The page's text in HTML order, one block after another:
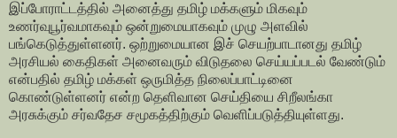
இப்போராட்டத்தில் அனைத்து தமிழ் மக்களும் மிகவும்
உணர்வுபூர்வமாகவும் ஒன்றுமையாகவும் முழு அளவில்
பங்கெடுத்துள்ளனர். ஒற்றுமையான இச் செயற்பாடானது தமிழ்
அரசியல் கைதிகள் அனைவரும் விடுதலை செய்யப்படல் வேண்டும்
என்பதில் தமிழ் மக்கள் ஒருமித்த நிலைப்பாட்டினை
கொண்டுள்ளனர் என்ற தெளிவான செய்தியை சிறீலங்கா
அரசுக்கும் சர்வதேச சமூகத்திற்கும் வெளிப்படுத்தியுள்ளது.